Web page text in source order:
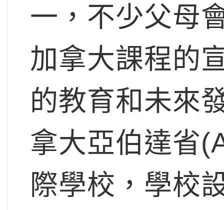
一，不少父母
加拿大課程的
的教育和未來
拿大亞伯達省
際學校，學校